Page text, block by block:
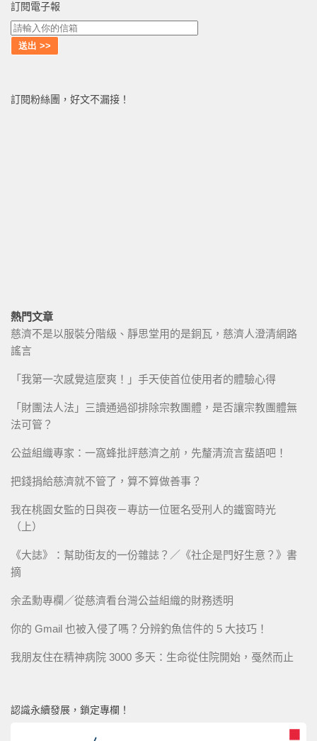
訂閱電子報
訂閱粉絲團，好文不漏接！
熱門文章
慈濟不是以服裝分階級、靜思堂用的是銅瓦，慈濟人澄清網路
謠言
「我第一次感覺這麼爽！」手天使首位使用者的體驗心得
「財團法人法」三讀通過卻排除宗教團體，是否讓宗教團體無
法可管？
公益組織專家：一窩蜂批評慈濟之前，先釐清流言蜚語吧！
把錢捐給慈濟就不管了，算不算做善事？
我在桃園女監的日與夜－專訪一位匿名受刑人的鐵窗時光
（上）
《大誌》：幫助街友的一份雜誌？／《社企是門好生意？》書
摘
余孟勳專欄／從慈濟看台灣公益組織的財務透明
你的 Gmail 也被入侵了嗎？分辨釣魚信件的 5 大技巧！
我朋友住在精神病院 3000 多天：生命從住院開始，戞然而止
認識永續發展，鎖定專欄！